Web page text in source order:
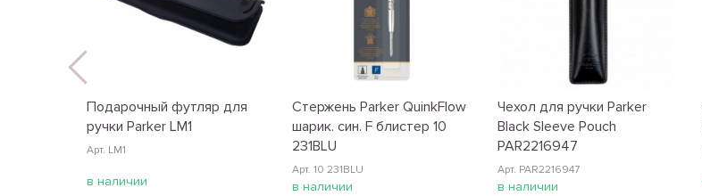
Подарочный футляр для
ручки Parker LM1
Арт. LM1
в наличии
Стержень Parker QuinkFlow
шарик. син. F блистер 10
231BLU
Арт. 10 231BLU
в наличии
Чехол для ручки Parker
Black Sleeve Pouch
PAR2216947
Арт. PAR2216947
в наличии